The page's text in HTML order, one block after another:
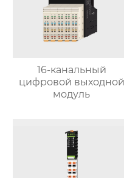
16-канальный
цифровой выходной
модуль